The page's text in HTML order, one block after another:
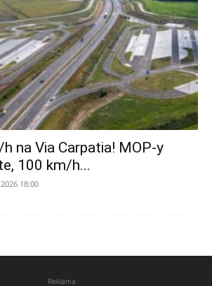
na Via Carpatia! MOP-y
100 km/h...
18:00
Reklama